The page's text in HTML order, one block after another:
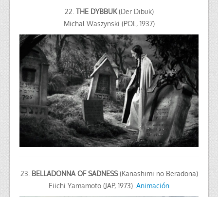
22. THE DYBBUK(Der Dibuk)
Michal Waszynski (POL, 1937)
23. BELLADONNA OF SADNESS(Kanashimi no Beradona)
Eiichi Yamamoto (JAP, 1973). Animación